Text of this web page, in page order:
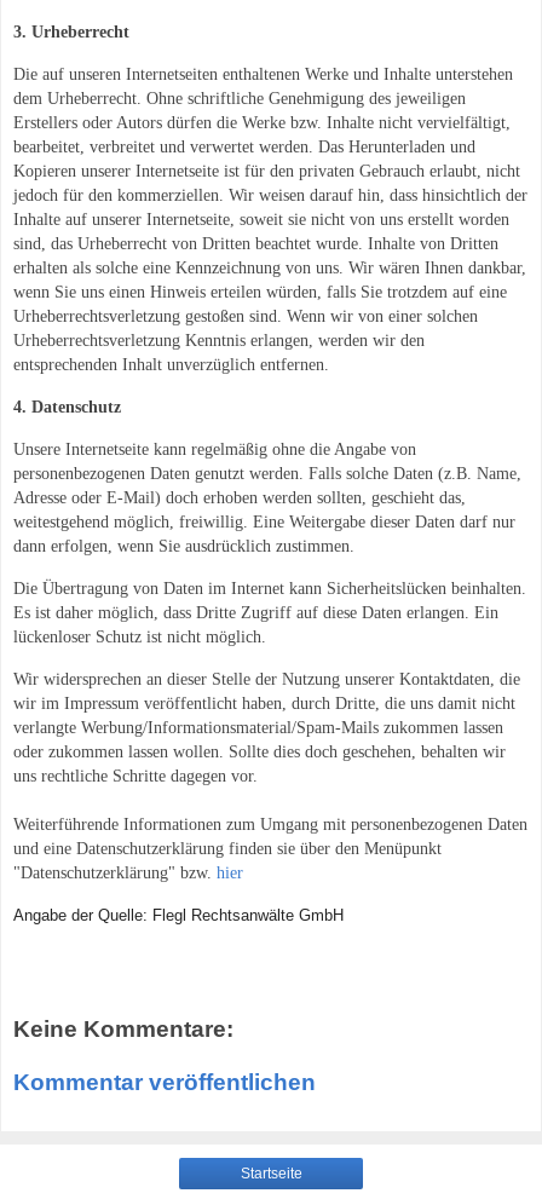
3. Urheberrecht
Die auf unseren Internetseiten enthaltenen Werke und Inhalte unterstehen
dem Urheberrecht. Ohne schriftliche Genehmigung des jeweiligen
Erstellers oder Autors dürfen die Werke bzw. Inhalte nicht vervielfältigt,
bearbeitet, verbreitet und verwertet werden. Das Herunterladen und
Kopieren unserer Internetseite ist für den privaten Gebrauch erlaubt, nicht
jedoch für den kommerziellen. Wir weisen darauf hin, dass hinsichtlich der
Inhalte auf unserer Internetseite, soweit sie nicht von uns erstellt worden
sind, das Urheberrecht von Dritten beachtet wurde. Inhalte von Dritten
erhalten als solche eine Kennzeichnung von uns. Wir wären Ihnen dankbar,
wenn Sie uns einen Hinweis erteilen würden, falls Sie trotzdem auf eine
Urheberrechtsverletzung gestoßen sind. Wenn wir von einer solchen
Urheberrechtsverletzung Kenntnis erlangen, werden wir den
entsprechenden Inhalt unverzüglich entfernen.
4. Datenschutz
Unsere Internetseite kann regelmäßig ohne die Angabe von
personenbezogenen Daten genutzt werden. Falls solche Daten (z.B. Name,
Adresse oder E-Mail) doch erhoben werden sollten, geschieht das,
weitestgehend möglich, freiwillig. Eine Weitergabe dieser Daten darf nur
dann erfolgen, wenn Sie ausdrücklich zustimmen.
Die Übertragung von Daten im Internet kann Sicherheitslücken beinhalten.
Es ist daher möglich, dass Dritte Zugriff auf diese Daten erlangen. Ein
lückenloser Schutz ist nicht möglich.
Wir widersprechen an dieser Stelle der Nutzung unserer Kontaktdaten, die
wir im Impressum veröffentlicht haben, durch Dritte, die uns damit nicht
verlangte Werbung/Informationsmaterial/Spam-Mails zukommen lassen
oder zukommen lassen wollen. Sollte dies doch geschehen, behalten wir
uns rechtliche Schritte dagegen vor.
Weiterführende Informationen zum Umgang mit personenbezogenen Daten
und eine Datenschutzerklärung finden sie über den Menüpunkt
"Datenschutzerklärung" bzw. hier
Angabe der Quelle: Flegl Rechtsanwälte GmbH
Keine Kommentare:
Kommentar veröffentlichen
Startseite